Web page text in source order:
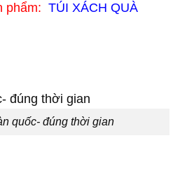
phẩm: TÚI XÁCH QUÀ
quốc- đúng thời gian